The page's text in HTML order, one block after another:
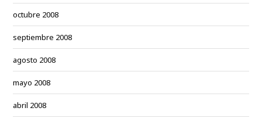
octubre 2008
septiembre 2008
agosto 2008
mayo 2008
abril 2008